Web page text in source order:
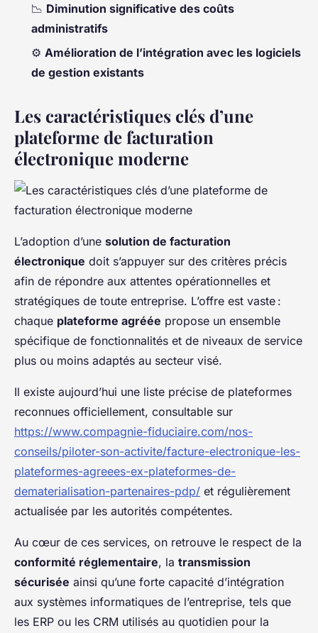
📉 Diminution significative des coûts
administratifs
⚙️ Amélioration de l’intégration avec les logiciels
de gestion existants
Les caractéristiques clés d’une
plateforme de facturation
électronique moderne
L’adoption d’une solution de facturation
électronique doit s’appuyer sur des critères précis
afin de répondre aux attentes opérationnelles et
stratégiques de toute entreprise. L’offre est vaste :
chaque plateforme agréée propose un ensemble
spécifique de fonctionnalités et de niveaux de service
plus ou moins adaptés au secteur visé.
Il existe aujourd’hui une liste précise de plateformes
reconnues officiellement, consultable sur
https://www.compagnie-fiduciaire.com/nos-
conseils/piloter-son-activite/facture-electronique-les-
plateformes-agreees-ex-plateformes-de-
dematerialisation-partenaires-pdp/ et régulièrement
actualisée par les autorités compétentes.
Au cœur de ces services, on retrouve le respect de la
conformité réglementaire, la transmission
sécurisée ainsi qu’une forte capacité d’intégration
aux systèmes informatiques de l’entreprise, tels que
les ERP ou les CRM utilisés au quotidien pour la